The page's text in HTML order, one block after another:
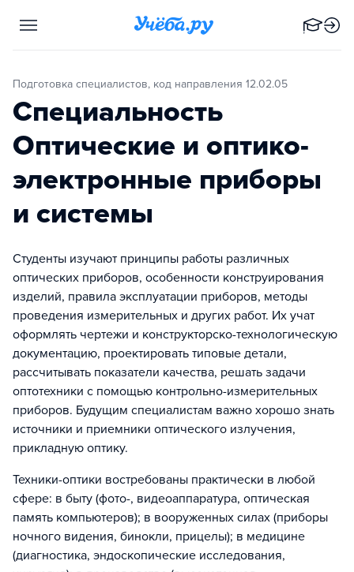
Подготовка специалистов, код направления 12.02.05
Специальность
Оптические и оптико-
электронные приборы
и системы
Студенты изучают принципы работы различных
оптических приборов, особенности конструирования
изделий, правила эксплуатации приборов, методы
проведения измерительных и других работ. Их учат
оформлять чертежи и конструкторско-технологическую
документацию, проектировать типовые детали,
рассчитывать показатели качества, решать задачи
оптотехники с помощью контрольно-измерительных
приборов. Будущим специалистам важно хорошо знать
источники и приемники оптического излучения,
прикладную оптику.
Техники-оптики востребованы практически в любой
сфере: в быту (фото-, видеоаппаратура, оптическая
память компьютеров); в вооруженных силах (приборы
ночного видения, бинокли, прицелы); в медицине
(диагностика, эндоскопические исследования,